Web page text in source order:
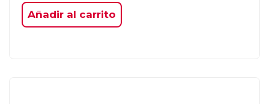
Añadir al carrito